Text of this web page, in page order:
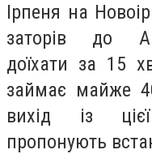
Ірпеня на
заторів до
доїхати за 15
займає майже
вихід із цієї
пропонують